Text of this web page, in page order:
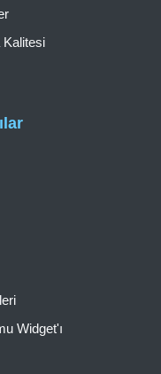
Widget'ı
Kalitesi